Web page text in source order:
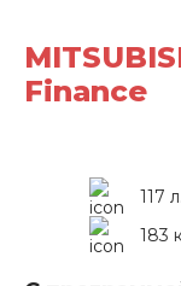
Finance
117
183